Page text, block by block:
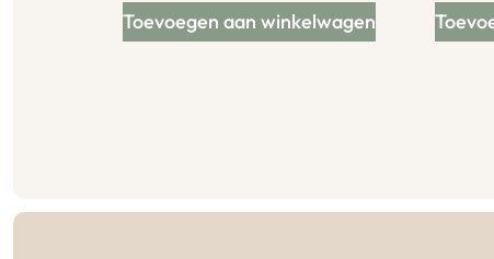
Toevoegen aan winkelwagen